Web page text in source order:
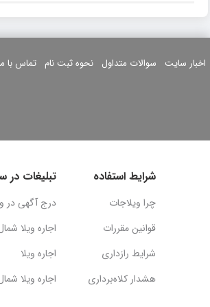
اخبار سایت سوالات متداول نحوه ثبت نام تماس با
شرایط استفاده
چرا ویلاجات
قوانین مقررات
شرایط رازداری
هشدار کلاه‌برداری
تبلیغات در
درج آگهی در
اجاره ویلا
اجاره ویلا
اجاره ویلا